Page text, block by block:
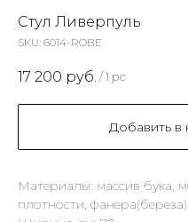
Стул Ливерпуль
SKU: 6014-ROBE
17 200 руб. / 1 pc
Добавить в
Материалы: массив бука,
плотности, фанера(береза)